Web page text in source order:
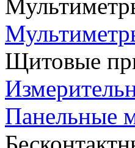
Щитовые
Панельные